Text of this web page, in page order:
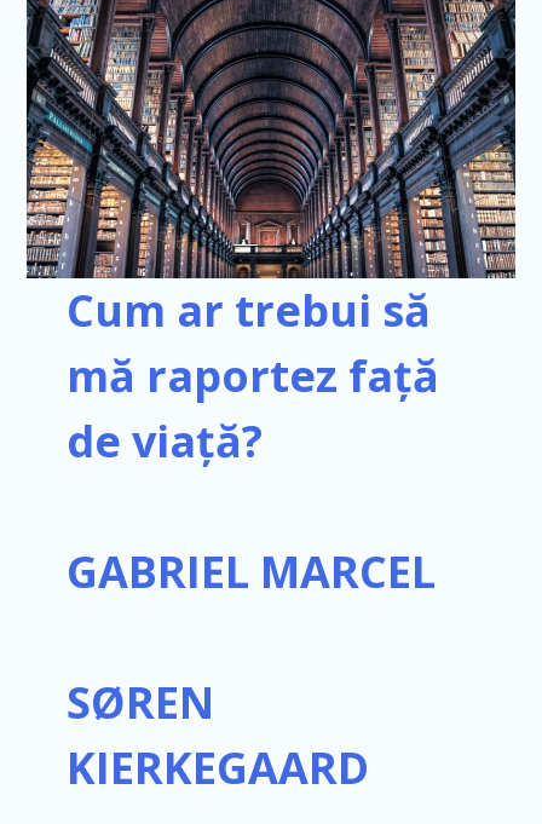
Cum ar trebui să
mă raportez față
de viață?
GABRIEL MARCEL
SØREN
KIERKEGAARD